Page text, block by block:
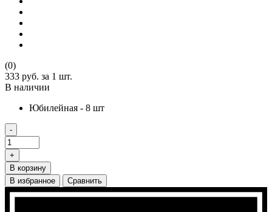
(0)
333 руб. за 1 шт.
В наличии
Юбилейная - 8 шт
-
+
В корзину
В избранное
Сравнить